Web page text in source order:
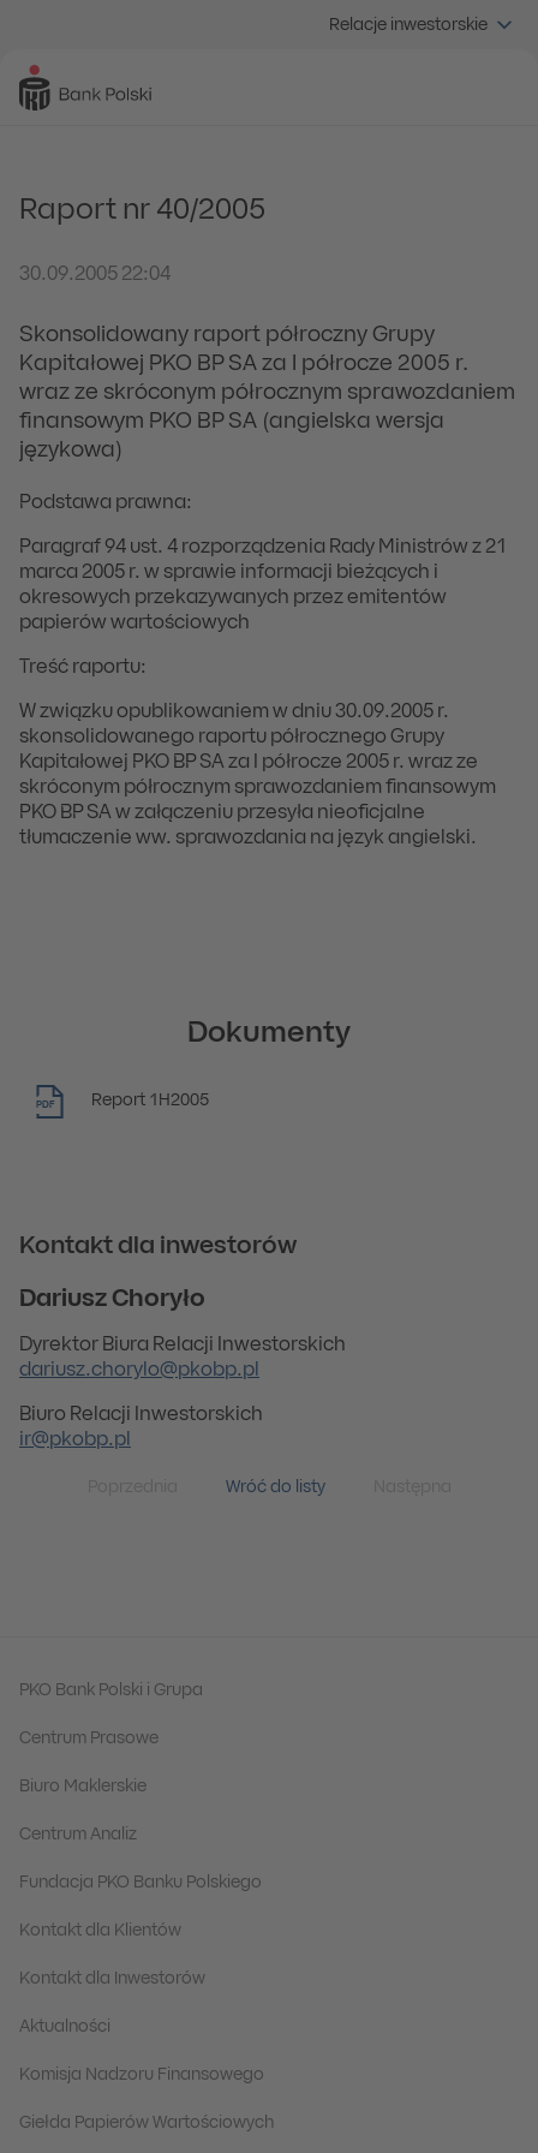
Relacje inwestorskie
Raport nr 40/2005
30.09.2005 22:04
Skonsolidowany raport półroczny Grupy
Kapitałowej PKO BP SA za I półrocze 2005 r.
wraz ze skróconym półrocznym sprawozdaniem
finansowym PKO BP SA (angielska wersja
językowa)
Podstawa prawna:
Paragraf 94 ust. 4 rozporządzenia Rady Ministrów z 21
marca 2005 r. w sprawie informacji bieżących i
okresowych przekazywanych przez emitentów
papierów wartościowych
Treść raportu:
W związku opublikowaniem w dniu 30.09.2005 r.
skonsolidowanego raportu półrocznego Grupy
Kapitałowej PKO BP SA za I półrocze 2005 r. wraz ze
skróconym półrocznym sprawozdaniem finansowym
PKO BP SA w załączeniu przesyła nieoficjalne
tłumaczenie ww. sprawozdania na język angielski.
Dokumenty
PDF Report 1H2005
Kontakt dla inwestorów
Dariusz Choryło
Dyrektor Biura Relacji Inwestorskich
dariusz.chorylo@pkobp.pl
Biuro Relacji Inwestorskich
ir@pkobp.pl
Wróć do listy
PKO Bank Polski i Grupa
Centrum Prasowe
Biuro Maklerskie
Centrum Analiz
Fundacja PKO Banku Polskiego
Kontakt dla Klientów
Kontakt dla Inwestorów
Aktualności
Komisja Nadzoru Finansowego
Giełda Papierów Wartościowych